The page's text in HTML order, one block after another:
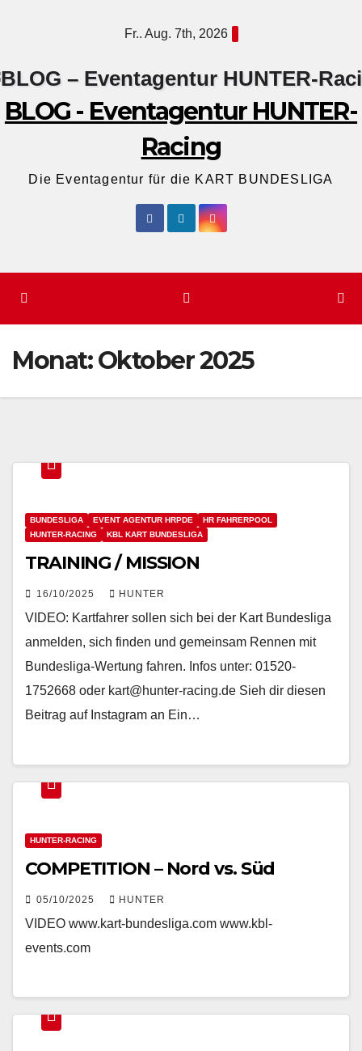
Fr.. Aug. 7th, 2026
BLOG - Eventagentur HUNTER-
Racing
Die Eventagentur für die KART BUNDESLIGA
Monat:Oktober 2025
BUNDESLIGA EVENT AGENTUR HRPDE
HR FAHRERPOOL
HUNTER-RACING
KBL KART BUNDESLIGA
TRAINING / MISSION
16/10/2025 HUNTER
VIDEO: Kartfahrer sollen sich bei der Kart Bundesliga
anmelden, sich finden und gemeinsam Rennen mit
Bundesliga-Wertung fahren. Infos unter: 01520-
1752668 oder kart@hunter-racing.de Sieh dir diesen
Beitrag auf Instagram an Ein…
HUNTER-RACING
COMPETITION – Nord vs. Süd
05/10/2025 HUNTER
VIDEO www.kart-bundesliga.com www.kbl-
events.com